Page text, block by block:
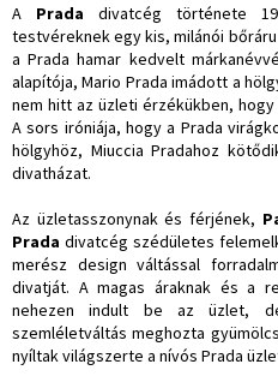
A Prada divatcég története
testvéreknek egy kis, milánói
a Prada hamar kedvelt
alapítója, Mario Prada imádott a
nem hitt az üzleti érzékükben,
A sors iróniája, hogy a Prada
hölgyhöz, Miuccia Pradahoz
divatházat.
Az üzletasszonynak és férjének,
Prada divatcég szédületes
merész design váltással
divatját. A magas áraknak és a
nehezen indult be az üzlet,
szemléletváltás meghozta
nyíltak világszerte a nívós Prada